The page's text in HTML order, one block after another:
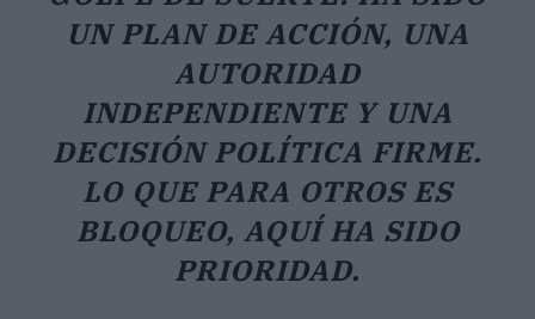
UN PLAN DE ACCIÓN, UNA
AUTORIDAD
INDEPENDIENTE Y UNA
DECISIÓN POLÍTICA FIRME.
LO QUE PARA OTROS ES
BLOQUEO, AQUÍ HA SIDO
PRIORIDAD.